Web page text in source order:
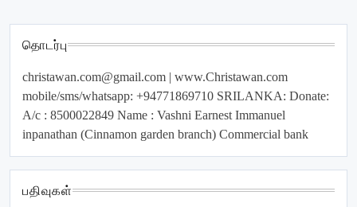
தொடர்பு
christawan.com@gmail.com | www.Christawan.com
mobile/sms/whatsapp: +94771869710 SRILANKA: Donate:
A/c : 8500022849 Name : Vashni Earnest Immanuel
inpanathan (Cinnamon garden branch) Commercial bank
பதிவுகள்